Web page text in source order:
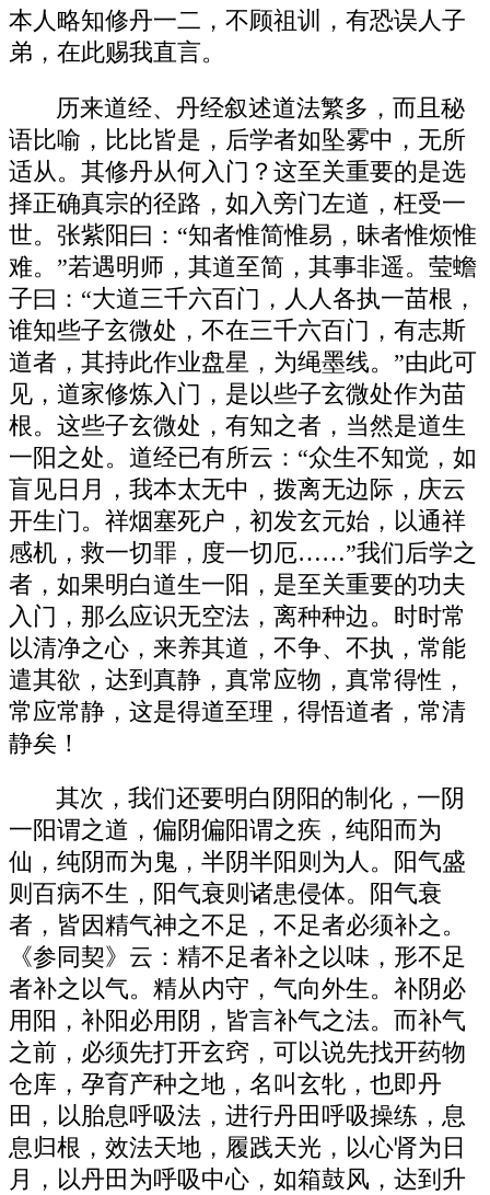
本人略知修丹一二，不顾祖训，有恐误人子
弟，在此赐我直言。
历来道经、丹经叙述道法繁多，而且秘
语比喻，比比皆是，后学者如坠雾中，无所
适从。其修丹从何入门？这至关重要的是选
择正确真宗的径路，如入旁门左道，枉受一
世。张紫阳曰：“知者惟简惟易，昧者惟烦惟
难。”若遇明师，其道至简，其事非遥。莹蟾
子曰：“大道三千六百门，人人各执一苗根，
谁知些子玄微处，不在三千六百门，有志斯
道者，其持此作业盘星，为绳墨线。”由此可
见，道家修炼入门，是以些子玄微处作为苗
根。这些子玄微处，有知之者，当然是道生
一阳之处。道经已有所云：“众生不知觉，如
盲见日月，我本太无中，拨离无边际，庆云
开生门。祥烟塞死户，初发玄元始，以通祥
感机，救一切罪，度一切厄……”我们后学之
者，如果明白道生一阳，是至关重要的功夫
入门，那么应识无空法，离种种边。时时常
以清净之心，来养其道，不争、不执，常能
遣其欲，达到真静，真常应物，真常得性，
常应常静，这是得道至理，得悟道者，常清
静矣！
其次，我们还要明白阴阳的制化，一阴
一阳谓之道，偏阴偏阳谓之疾，纯阳而为
仙，纯阴而为鬼，半阴半阳则为人。阳气盛
则百病不生，阳气衰则诸患侵体。阳气衰
者，皆因精气神之不足，不足者必须补之。
《参同契》云：精不足者补之以味，形不足
者补之以气。精从内守，气向外生。补阴必
用阳，补阳必用阴，皆言补气之法。而补气
之前，必须先打开玄窍，可以说先找开药物
仓库，孕育产种之地，名叫玄牝，也即丹
田，以胎息呼吸法，进行丹田呼吸操练，息
息归根，效法天地，履践天光，以心肾为日
月，以丹田为呼吸中心，如箱鼓风，达到升